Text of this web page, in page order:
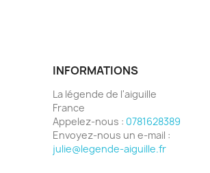
INFORMATIONS
La légende de l'aiguille
France
Appelez-nous : 0781628389
Envoyez-nous un e-mail :
julie@legende-aiguille.fr